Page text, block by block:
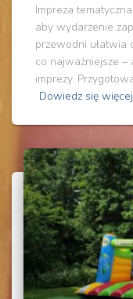
Impreza
aby wydarzenie
przewodni ułatwia
co najważniejsze –
imprezy.
Dowiedz się